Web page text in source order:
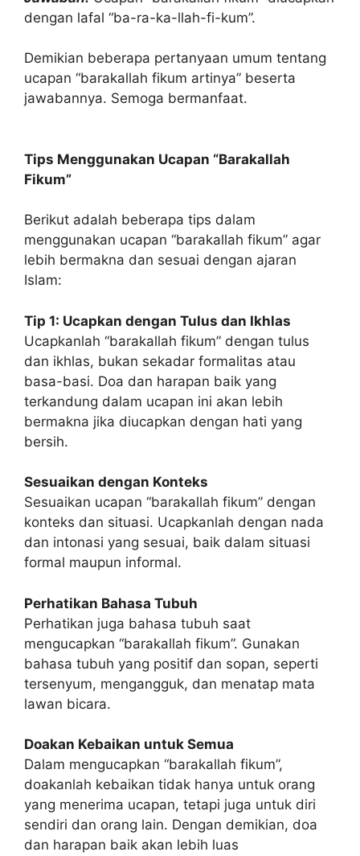
dengan lafal “ba-ra-ka-llah-fi-kum”.
Demikian beberapa pertanyaan umum tentang
ucapan “barakallah fikum artinya” beserta
jawabannya. Semoga bermanfaat.
Tips Menggunakan Ucapan “Barakallah
Fikum”
Berikut adalah beberapa tips dalam
menggunakan ucapan “barakallah fikum” agar
lebih bermakna dan sesuai dengan ajaran
Islam:
Tip 1: Ucapkan dengan Tulus dan Ikhlas
Ucapkanlah “barakallah fikum” dengan tulus
dan ikhlas, bukan sekadar formalitas atau
basa-basi. Doa dan harapan baik yang
terkandung dalam ucapan ini akan lebih
bermakna jika diucapkan dengan hati yang
bersih.
Sesuaikan dengan Konteks
Sesuaikan ucapan “barakallah fikum” dengan
konteks dan situasi. Ucapkanlah dengan nada
dan intonasi yang sesuai, baik dalam situasi
formal maupun informal.
Perhatikan Bahasa Tubuh
Perhatikan juga bahasa tubuh saat
mengucapkan “barakallah fikum”. Gunakan
bahasa tubuh yang positif dan sopan, seperti
tersenyum, mengangguk, dan menatap mata
lawan bicara.
Doakan Kebaikan untuk Semua
Dalam mengucapkan “barakallah fikum”,
doakanlah kebaikan tidak hanya untuk orang
yang menerima ucapan, tetapi juga untuk diri
sendiri dan orang lain. Dengan demikian, doa
dan harapan baik akan lebih luas